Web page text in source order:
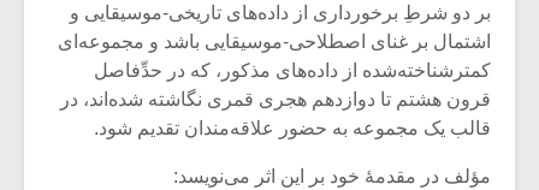
بر دو شرطِ برخورداری از داده‌های تاریخی-موسیقایی و
اشتمال بر غنای اصطلاحی-موسیقایی باشد و مجموعه‌ای
کمترشناخته‌شده از داده‌های مذکور، که در حدِّفاصل
قرون هشتم تا دوازدهم هجری قمری نگاشته شده‌اند، در
قالب یک مجموعه به حضور علاقه‌مندان تقدیم شود.
مؤلف در مقدمۀ خود بر این اثر می‌نویسد:
متن فیلم «متری
شیش و نیم»
اگر نمی توانی
مشهورترین باشی،
موسیقی
موسیقی
سکانسی